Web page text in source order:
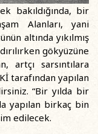
bakıldığında, bir
Alanları, yani
altında yıkılmış
gökyüzüne
artçı sarsıntılara
tarafından yapılan
“Bir yılda bir
yapılan birkaç bin
edilecek.